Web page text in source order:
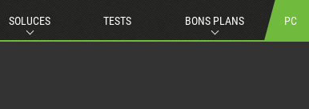
SOLUCES TESTS BONS PLANS PC